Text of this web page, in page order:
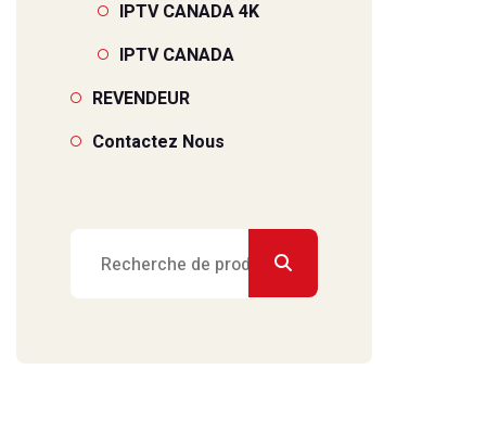
IPTV CANADA 4K
IPTV CANADA
REVENDEUR
Contactez Nous
pour :